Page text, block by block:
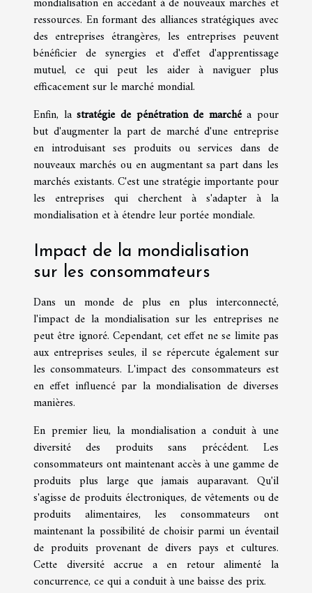
ressources. En formant des alliances stratégiques avec
des entreprises étrangères, les entreprises peuvent
bénéficier de synergies et d'effet d'apprentissage
mutuel, ce qui peut les aider à naviguer plus
efficacement sur le marché mondial.
Enfin, lastratégie de pénétration de marchéa pour
but d'augmenter la part de marché d'une entreprise
en introduisant ses produits ou services dans de
nouveaux marchés ou en augmentant sa part dans les
marchés existants. C'est une stratégie importante pour
les entreprises qui cherchent à s'adapter à la
mondialisation et à étendre leur portée mondiale.
Impact de la mondialisation
sur les consommateurs
Dans un monde de plus en plus interconnecté,
l'impact de la mondialisation sur les entreprises ne
peut être ignoré. Cependant, cet effet ne se limite pas
aux entreprises seules, il se répercute également sur
les consommateurs. L'impact des consommateurs est
en effet influencé par la mondialisation de diverses
manières.
En premier lieu, la mondialisation a conduit à une
diversité des produits sans précédent. Les
consommateurs ont maintenant accès à une gamme de
produits plus large que jamais auparavant. Qu'il
s'agisse de produits électroniques, de vêtements ou de
produits alimentaires, les consommateurs ont
maintenant la possibilité de choisir parmi un éventail
de produits provenant de divers pays et cultures.
Cette diversité accrue a en retour alimenté la
concurrence, ce qui a conduit à une baisse des prix.